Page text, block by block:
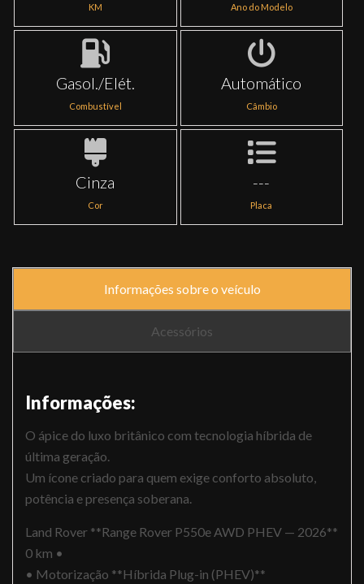
KM Ano do Modelo
Gasol./Elét.
Combustível
Automático
Câmbio
Cinza
Cor
---
Placa
Informações sobre o veículo
Acessórios
Informações:
O ápice do luxo britânico com tecnologia híbrida de
última geração.
Um ícone criado para quem exige conforto absoluto,
potência e presença soberana.
Land Rover **Range Rover P550e AWD PHEV — 2026**
0 km •
• Motorização **Híbrida Plug-in (PHEV)**